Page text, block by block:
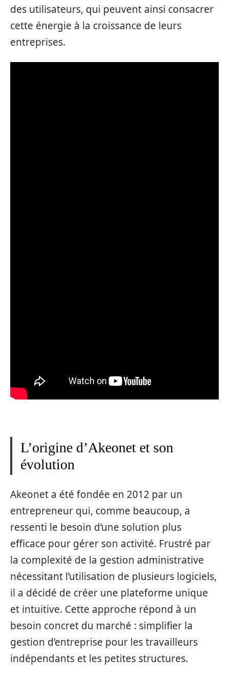
des utilisateurs, qui peuvent ainsi consacrer
cette énergie à la croissance de leurs
entreprises.
L’origine d’Akeonet et son
évolution
Akeonet a été fondée en 2012 par un
entrepreneur qui, comme beaucoup, a
ressenti le besoin d’une solution plus
efficace pour gérer son activité. Frustré par
la complexité de la gestion administrative
nécessitant l’utilisation de plusieurs logiciels,
il a décidé de créer une plateforme unique
et intuitive. Cette approche répond à un
besoin concret du marché : simplifier la
gestion d’entreprise pour les travailleurs
indépendants et les petites structures.